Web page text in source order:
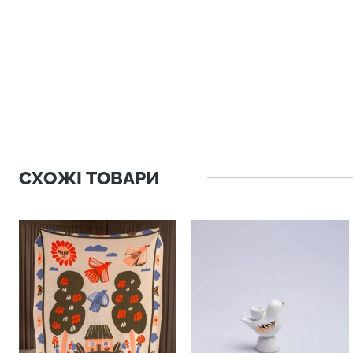
СХОЖІ ТОВАРИ